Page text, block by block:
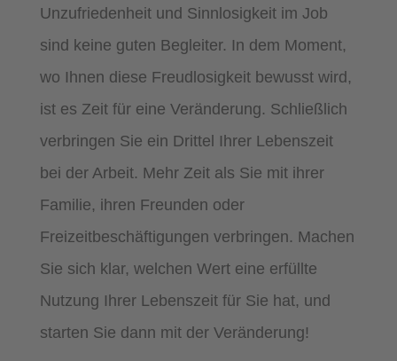
Unzufriedenheit und Sinnlosigkeit im Job
sind keine guten Begleiter. In dem Moment,
wo Ihnen diese Freudlosigkeit bewusst wird,
ist es Zeit für eine Veränderung. Schließlich
verbringen Sie ein Drittel Ihrer Lebenszeit
bei der Arbeit. Mehr Zeit als Sie mit ihrer
Familie, ihren Freunden oder
Freizeitbeschäftigungen verbringen. Machen
Sie sich klar, welchen Wert eine erfüllte
Nutzung Ihrer Lebenszeit für Sie hat, und
starten Sie dann mit der Veränderung!